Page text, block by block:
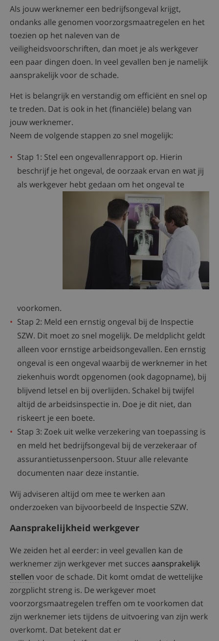
Als jouw werknemer een bedrijfsongeval krijgt,
ondanks alle genomen voorzorgsmaatregelen en het
toezien op het naleven van de
veiligheidsvoorschriften, dan moet je als werkgever
een paar dingen doen. In veel gevallen ben je namelijk
aansprakelijk voor de schade.
Het is belangrijk en verstandig om efficiënt en snel op
te treden. Dat is ook in het (financiële) belang van
jouw werknemer.
Neem de volgende stappen zo snel mogelijk:
Stap 1: Stel een ongevallenrapport op. Hierin
beschrijf je het ongeval, de oorzaak ervan en wat jij
als werkgever hebt gedaan om het ongeval te
voorkomen.
Stap 2: Meld een ernstig ongeval bij de Inspectie
SZW. Dit moet zo snel mogelijk. De meldplicht geldt
alleen voor ernstige arbeidsongevallen. Een ernstig
ongeval is een ongeval waarbij de werknemer in het
ziekenhuis wordt opgenomen (ook dagopname), bij
blijvend letsel en bij overlijden. Schakel bij twijfel
altijd de arbeidsinspectie in. Doe je dit niet, dan
riskeert je een boete.
Stap 3: Zoek uit welke verzekering van toepassing is
en meld het bedrijfsongeval bij de verzekeraar of
assurantietussenpersoon. Stuur alle relevante
documenten naar deze instantie.
Wij adviseren altijd om mee te werken aan
onderzoeken van bijvoorbeeld de Inspectie SZW.
Aansprakelijkheid werkgever
We zeiden het al eerder: in veel gevallen kan de
werknemer zijn werkgever met succes aansprakelijk
stellen voor de schade. Dit komt omdat de wettelijke
zorgplicht streng is. De werkgever moet
voorzorgsmaatregelen treffen om te voorkomen dat
zijn werknemer iets tijdens de uitvoering van zijn werk
overkomt. Dat betekent dat er